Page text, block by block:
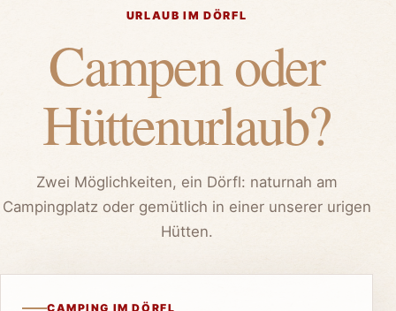
URLAUB IM DÖRFL
Campen oder
Hüttenurlaub?
Zwei Möglichkeiten, ein Dörfl: naturnah am
Campingplatz oder gemütlich in einer unserer urigen
Hütten.
CAMPING IM DÖRFL